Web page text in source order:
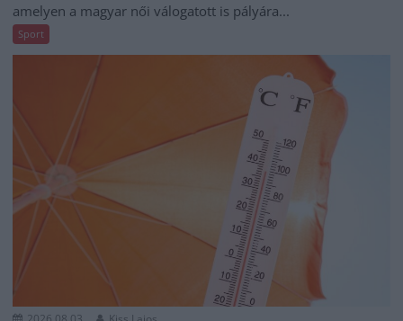
amelyen a magyar női válogatott is pályára...
Sport